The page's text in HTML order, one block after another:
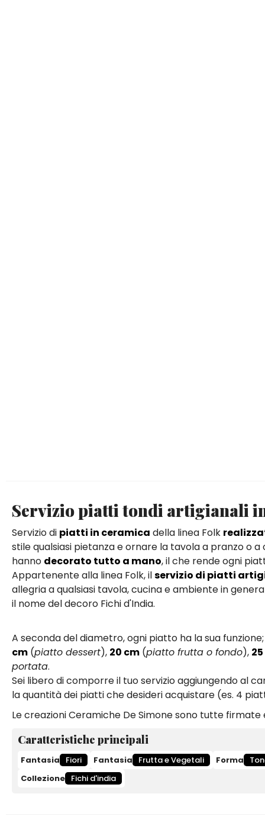
Servizio piatti tondi artigianali
Servizio di piatti in ceramica della linea Folk
stile qualsiasi pietanza e ornare la tavola a pranzo o
hanno decorato tutto a mano, il che rende ogni
Appartenente alla linea Folk, ilservizio di piatti
allegria a qualsiasi tavola, cucina e ambiente in
il nome del decoro Fichi d'India.
A seconda del diametro, ogni piatto ha la sua
cm (piatto dessert), 20 cm (piatto frutta o fondo),
portata.
Sei libero di comporre il tuo servizio aggiungendo al
la quantità dei piatti che desideri acquistare (es. 4
Le creazioni Ceramiche De Simone sono tutte
Caratteristiche principali
Fantasia Fiori Fantasia Frutta e Vegetali Forma
Collezione Fichi d'india